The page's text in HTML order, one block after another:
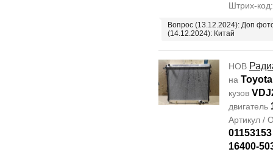
Штрих-
Вопрос (13.12.2024): Доп
(14.12.2024): Китай
НОВ
на
кузов
двигатель
Артикул /
16400-